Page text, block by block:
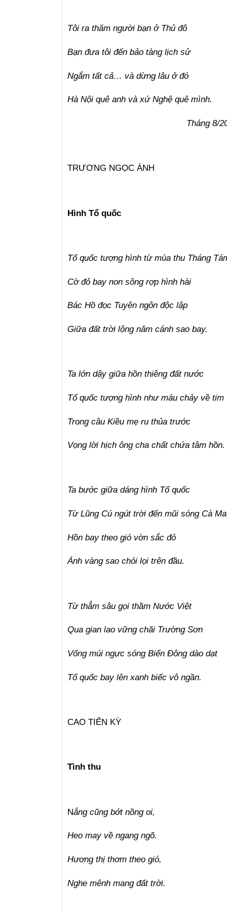
Tôi ra thăm người bạn ở Thủ đô
Bạn đưa tôi đến bảo tàng lịch sử
Ngắm tất cả… và dừng lâu ở đó
Hà Nội quê anh và xứ Nghệ quê mình.
Tháng 8/
TRƯƠNG NGỌC ÁNH
Hình Tổ quốc
Tổ quốc tượng hình từ mùa thu Tháng
Cờ đỏ bay non sông rợp hình hài
Bác Hồ đọc Tuyên ngôn độc lập
Giữa đất trời lộng năm cánh sao bay.
Ta lớn dậy giữa hồn thiêng đất nước
Tổ quốc tượng hình như máu chảy về tim
Trong câu Kiều mẹ ru thủa trước
Vọng lời hịch ông cha chất chứa tâm hồn.
Ta bước giữa dáng hình Tổ quốc
Từ Lũng Cú ngút trời đến mũi sóng Cà
Hồn bay theo gió vờn sắc đỏ
Ánh vàng sao chói lọi trên đầu.
Từ thẳm sâu gọi thầm Nước Việt
Qua gian lao vững chãi Trường Sơn
Vổng múi ngực sóng Biển Đông dào dạt
Tổ quốc bay lên xanh biếc vô ngần.
CAO TIẾN KỲ
Tình thu
Nắng cũng bớt nồng oi,
Heo may về ngang ngõ.
Hương thị thơm theo gió,
Nghe mênh mang đất trời.